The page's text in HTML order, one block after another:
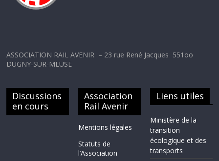
ASSOCIATION RAIL AVENIR – 23 rue René Jacques 551oo
DUGNY-SUR-MEUSE
Discussions
en cours
Association
Rail Avenir
Mentions légales
Statuts de
l’Association
Liens utiles
Ministère de la
transition
écologique et des
transports